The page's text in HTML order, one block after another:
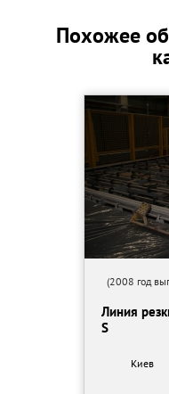
Постоянная электронная
Усиленная рама из
точность и долговечность.
Позиционирование по
ламинированных
Перемещение по осям X и
Управление станом
Отдельно стоящий пульт
промышленным ПК.
Предустановленный DXF
импорта и последующей
конструкторской
2-ух мерный редактор
Программу
Похожее
(2008 год
Линия
S
Киев